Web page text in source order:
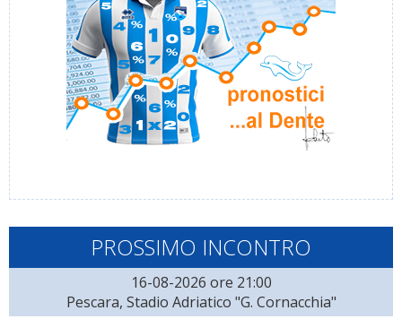
PROSSIMO INCONTRO
16-08-2026 ore 21:00
Pescara, Stadio Adriatico "G. Cornacchia"